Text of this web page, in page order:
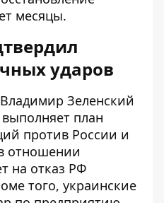
месяцы.
ударов
Зеленский
план
против России и
отношении
на отказ РФ
того, украинские